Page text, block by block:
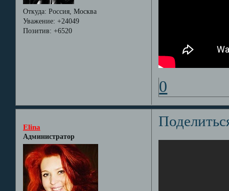
Откуда: Россия, Москва
Уважение: +24049
Позитив: +6520
0
Elina
Администратор